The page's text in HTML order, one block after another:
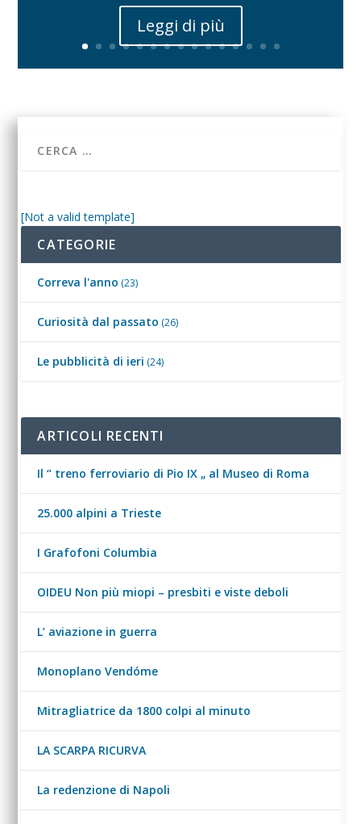
Leggi di più
[Not a valid template]
CATEGORIE
Correva l'anno (23)
Curiosità dal passato (26)
Le pubblicità di ieri (24)
ARTICOLI RECENTI
Il “ treno ferroviario di Pio IX „ al Museo di Roma
25.000 alpini a Trieste
I Grafofoni Columbia
OIDEU Non più miopi – presbiti e viste deboli
L’ aviazione in guerra
Monoplano Vendóme
Mitragliatrice da 1800 colpi al minuto
LA SCARPA RICURVA
La redenzione di Napoli